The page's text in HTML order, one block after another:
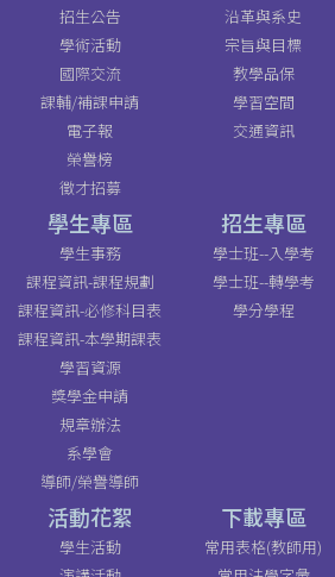
招生公告
學術活動
國際交流
課輔/補課申請
電子報
榮譽榜
徵才招募
沿革與系史
宗旨與目標
教學品保
學習空間
交通資訊
學生專區
學生事務
課程資訊-課程規劃
課程資訊-必修科目表
課程資訊-本學期課表
學習資源
獎學金申請
規章辦法
系學會
導師/榮譽導師
招生專區
學士班--入學考
學士班--轉學考
學分學程
活動花絮
學生活動
下載專區
常用表格(教師用)